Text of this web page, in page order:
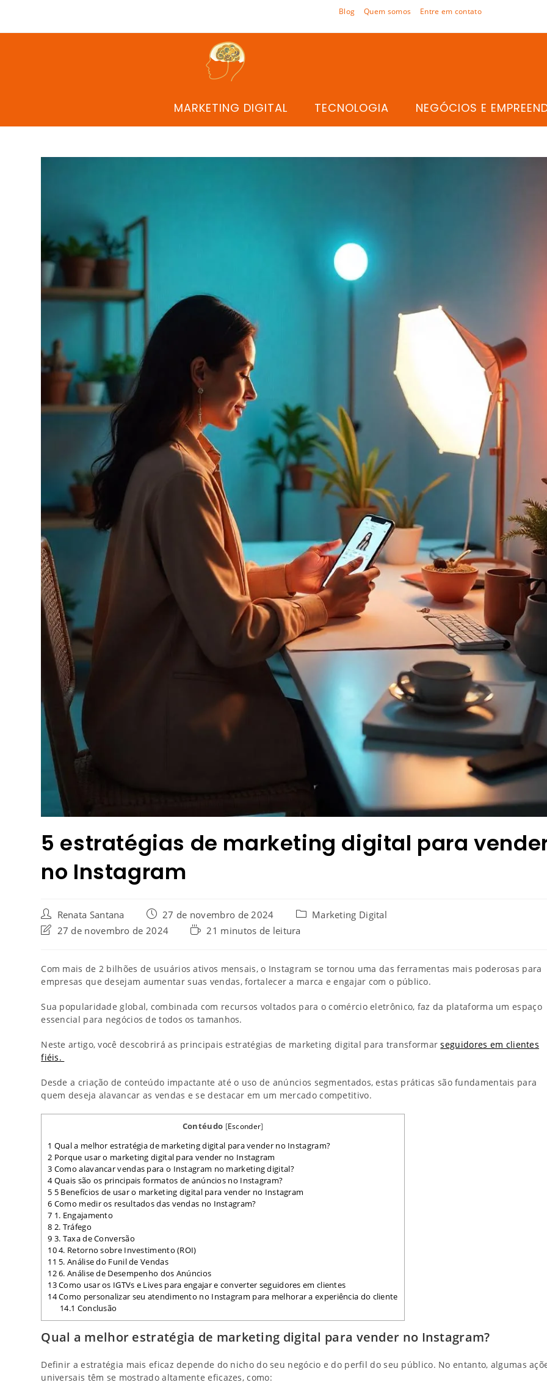
Blog Quem somos Entre em contato
MARKETING DIGITAL TECNOLOGIA NEGÓCIOS E
5 estratégias de marketing digital para
no Instagram
Renata Santana 27 de novembro de 2024
Marketing Digital
27 de novembro de 2024
21 minutos de leitura
Com mais de 2 bilhões de usuários ativos mensais, o Instagram se tornou uma das ferramentas mais poderosas para
empresas que desejam aumentar suas vendas, fortalecer a marca e engajar com o público.
Sua popularidade global, combinada com recursos voltados para o comércio eletrônico, faz da plataforma um espaço
essencial para negócios de todos os tamanhos.
Neste artigo, você descobrirá as principais estratégias de marketing digital para transformarseguidores em clientes
fiéis.
Desde a criação de conteúdo impactante até o uso de anúncios segmentados, estas práticas são fundamentais para
quem deseja alavancar as vendas e se destacar em um mercado competitivo.
Contéudo [Esconder]
1 Qual a melhor estratégia de marketing digital para vender no Instagram?
2 Porque usar o marketing digital para vender no Instagram
3 Como alavancar vendas para o Instagram no marketing digital?
4Quais são os principais formatos de anúncios no Instagram?
5 5 Benefícios de usar o marketing digital para vender no Instagram
6 Como medir os resultados das vendas no Instagram?
7 1. Engajamento
8 2. Tráfego
9 3. Taxa de Conversão
104. Retorno sobre Investimento (ROI)
11 5. Análise do Funil de Vendas
126. Análise de Desempenho dos Anúncios
13Como usar os IGTVs e Lives para engajar e converter seguidores em clientes
14Como personalizar seu atendimento no Instagram para melhorar a experiência do cliente
14.1 Conclusão
Qual a melhor estratégia de marketing digital para vender no Instagram?
Definir a estratégia mais eficaz depende do nicho do seu negócio e do perfil do seu público. No entanto, algumas
universais têm se mostrado altamente eficazes, como: